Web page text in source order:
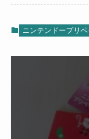
ニンテンドープリ